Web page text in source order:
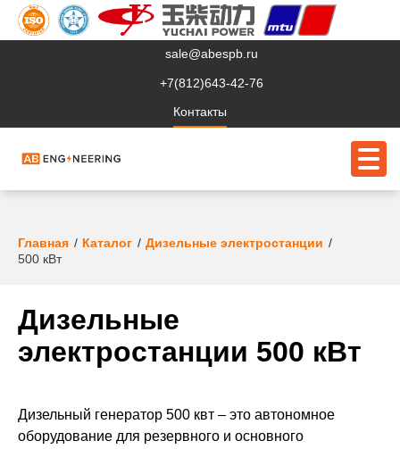
sale@abespb.ru
+7(812)643-42-76
Контакты
О компании
Сервис
Проекты
Главная Каталог
Дизельные электростанции
500 кВт
Дизельные
электростанции 500 кВт
Дизельный генератор 500 квт – это автономное
оборудование для резервного и основного